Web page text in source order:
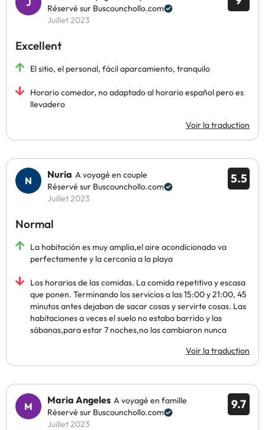
Réservé sur Buscounchollo.com
Juillet 2023
Excellent
El sitio, el personal, fácil aparcamiento, tranquilo
Horario comedor, no adaptado al horario español pero es
llevadero
Voir la traduction
5.5
Nuria A voyagé en couple
Réservé sur Buscounchollo.com
Juillet 2023
Normal
La habitación es muy amplia,el aire acondicionado va
perfectamente y la cercanía a la playa
Los horarios de las comidas. La comida repetitiva y escasa
que ponen. Terminando los servicios a las 15:00 y 21:00, 45
minutos antes dejaban de sacar cosas y servirte cosas. Las
habitaciones a veces el suelo no estaba barrido y las
sábanas,para estar 7 noches,no las cambiaron nunca
Voir la traduction
9.7
Maria Angeles A voyagé en famille
Réservé sur Buscounchollo.com
Juillet 2023